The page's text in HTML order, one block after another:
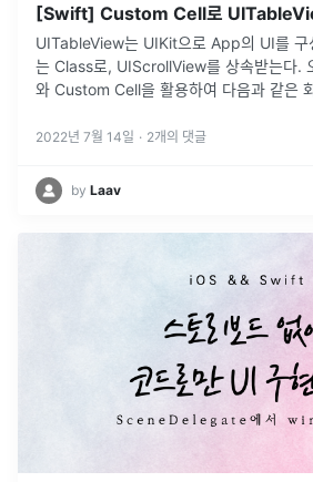
[Swift] Custom Cell로
UITableView는 UIKit으로 App의 UI를 구
는 Class로, UIScrollView를 상속받는다. 오늘은 이 UITableView
와 Custom Cell을 활용하여 다음과 같은
2022년 7월 14일 · 2개의 댓글
by Laav